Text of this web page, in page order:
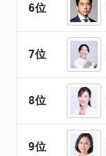
6位
7位
8位
9位